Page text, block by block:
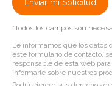
*Todos los campos son
Le informamos que los datos
este formulario de contacto,
responsable de esta web
informarle sobre nuestros